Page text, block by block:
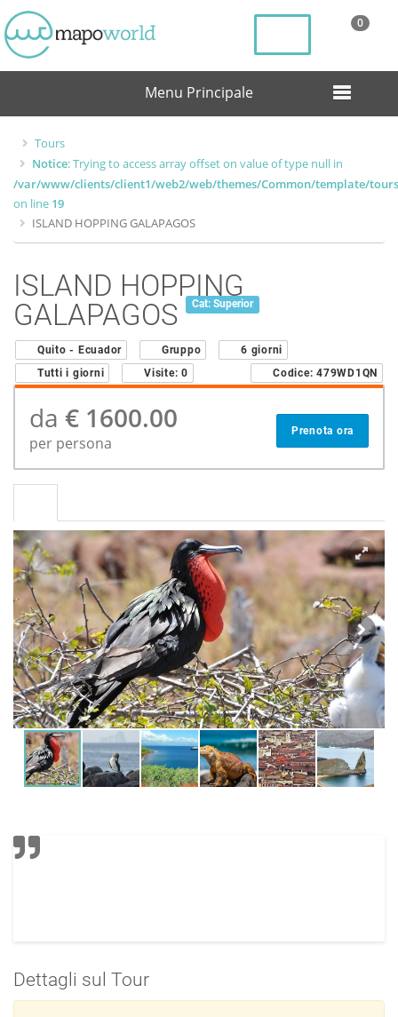
0
Menu Principale
Tours
Notice: Trying to access array offset on value of type null in
/var/www/clients/client1/web2/web/themes/Common/template/
on line 19
ISLAND HOPPING GALAPAGOS
ISLAND HOPPING
GALAPAGOS
Cat: Superior
Quito - Ecuador Gruppo
6 giorni
Tutti i giorni
Visite: 0 Codice: 479WD1QN
da € 1600.00
per persona
Prenota ora
Dettagli sul Tour